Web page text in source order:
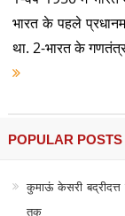
भारत के पहले
था. 2-भारत के
POPULAR POSTS
कुमाऊं केसरी
तक